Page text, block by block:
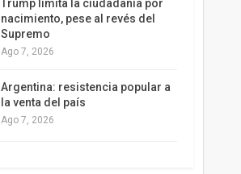
Trump limita la ciudadanía por
nacimiento, pese al revés del
Supremo
Ago 7, 2026
Argentina: resistencia popular a
la venta del país
Ago 7, 2026